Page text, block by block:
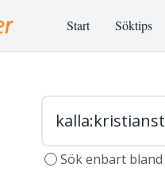
Start Söktips
Sök enbart